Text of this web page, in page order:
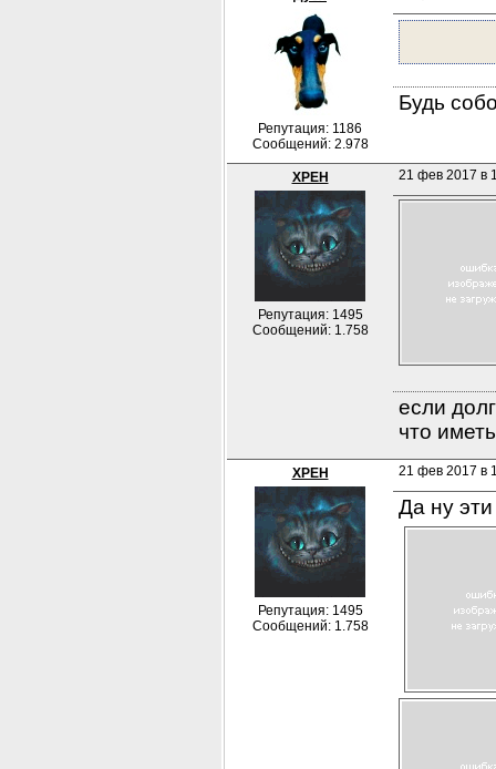
Репутация: 1186
Сообщений: 2.978
Будь
XPEH
Репутация: 1495
Сообщений: 1.758
21 фев 2017 в
если
что
XPEH
Репутация: 1495
Сообщений: 1.758
21 фев 2017 в
Да ну